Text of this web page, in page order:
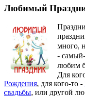
Любимый
много,
-
любим
Для
Рождения, для кого-то -
свадьбы, или другой